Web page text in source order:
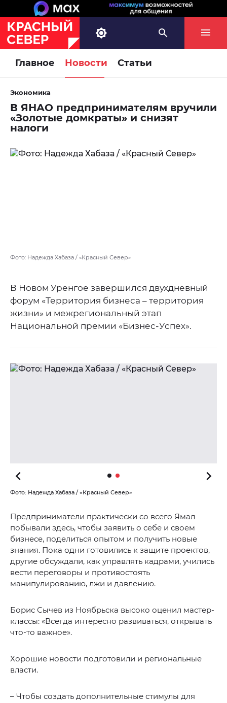
Главное Новости Статьи
Экономика
В ЯНАО предпринимателям вручили
«Золотые домкраты» и снизят
налоги
Фото: Надежда Хабаза / «Красный Север»
В Новом Уренгое завершился двухдневный
форум «Территория бизнеса – территория
жизни» и межрегиональный этап
Национальной премии «Бизнес-Успех».
Фото: Надежда Хабаза / «Красный Север»
Предприниматели практически со всего Ямал
побывали здесь, чтобы заявить о себе и своем
бизнесе, поделиться опытом и получить новые
знания. Пока одни готовились к защите проектов,
другие обсуждали, как управлять кадрами, учились
вести переговоры и противостоять
манипулированию, лжи и давлению.
Борис Сычев из Ноябрьска высоко оценил мастер-
классы: «Всегда интересно развиваться, открывать
что-то важное».
Хорошие новости подготовили и региональные
власти.
– Чтобы создать дополнительные стимулы для